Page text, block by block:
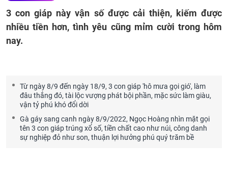
3 con giáp này vận số được cải thiện, kiếm được
nhiều tiền hơn, tình yêu cũng mỉm cười trong hôm
nay.
Từ ngày 8/9 đến ngày 18/9, 3 con giáp 'hô mưa gọi gió', làm
đâu thắng đó, tài lộc vượng phát bội phần, mặc sức làm giàu,
vận tỷ phú khó đổi dời
Gà gáy sang canh ngày 8/9/2022, Ngọc Hoàng nhìn mặt gọi
tên 3 con giáp trúng xổ số, tiền chất cao như núi, công danh
sự nghiệp đỏ như son, thuận lợi hưởng phú quý trăm bề